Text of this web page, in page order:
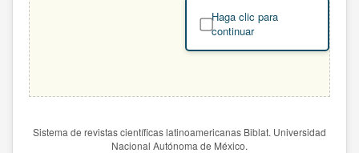
Haga clic para
continuar
Sistema de revistas científicas latinoamericanas Biblat. Universidad
Nacional Autónoma de México.